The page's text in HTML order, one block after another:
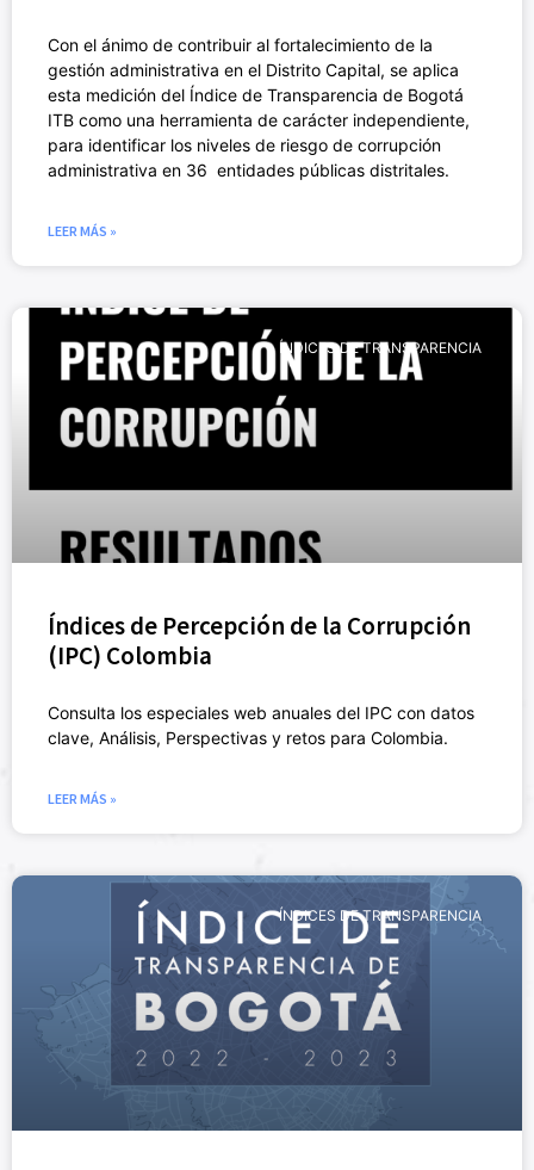
Con el ánimo de contribuir al fortalecimiento de la
gestión administrativa en el Distrito Capital, se aplica
esta medición del Índice de Transparencia de Bogotá
ITB como una herramienta de carácter independiente,
para identificar los niveles de riesgo de corrupción
administrativa en 36 entidades públicas distritales.
LEER MÁS »
ÍNDICES DE TRANSPARENCIA
Índices de Percepción de la Corrupción
(IPC) Colombia
Consulta los especiales web anuales del IPC con datos
clave, Análisis, Perspectivas y retos para Colombia.
LEER MÁS »
ÍNDICES DE TRANSPARENCIA